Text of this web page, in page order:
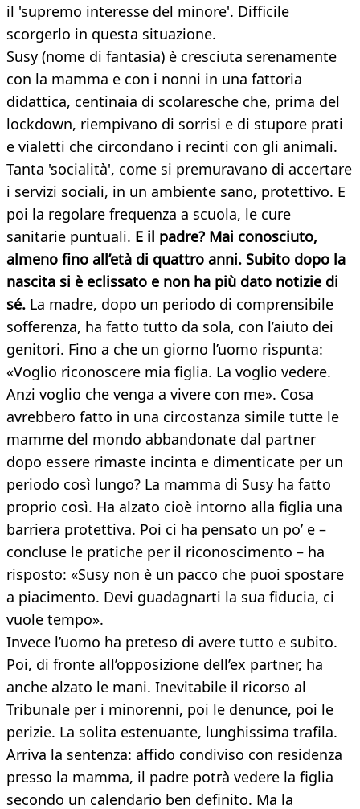
il 'supremo interesse del minore'. Difficile
scorgerlo in questa situazione.
Susy (nome di fantasia) è cresciuta serenamente
con la mamma e con i nonni in una fattoria
didattica, centinaia di scolaresche che, prima del
lockdown, riempivano di sorrisi e di stupore prati
e vialetti che circondano i recinti con gli animali.
Tanta 'socialità', come si premuravano di accertare
i servizi sociali, in un ambiente sano, protettivo. E
poi la regolare frequenza a scuola, le cure
sanitarie puntuali. E il padre? Mai conosciuto,
almeno fino all’età di quattro anni. Subito dopo la
nascita si è eclissato e non ha più dato notizie di
sé. La madre, dopo un periodo di comprensibile
sofferenza, ha fatto tutto da sola, con l’aiuto dei
genitori. Fino a che un giorno l’uomo rispunta:
«Voglio riconoscere mia figlia. La voglio vedere.
Anzi voglio che venga a vivere con me». Cosa
avrebbero fatto in una circostanza simile tutte le
mamme del mondo abbandonate dal partner
dopo essere rimaste incinta e dimenticate per un
periodo così lungo? La mamma di Susy ha fatto
proprio così. Ha alzato cioè intorno alla figlia una
barriera protettiva. Poi ci ha pensato un po’ e –
concluse le pratiche per il riconoscimento – ha
risposto: «Susy non è un pacco che puoi spostare
a piacimento. Devi guadagnarti la sua fiducia, ci
vuole tempo».
Invece l’uomo ha preteso di avere tutto e subito.
Poi, di fronte all’opposizione dell’ex partner, ha
anche alzato le mani. Inevitabile il ricorso al
Tribunale per i minorenni, poi le denunce, poi le
perizie. La solita estenuante, lunghissima trafila.
Arriva la sentenza: affido condiviso con residenza
presso la mamma, il padre potrà vedere la figlia
secondo un calendario ben definito. Ma la